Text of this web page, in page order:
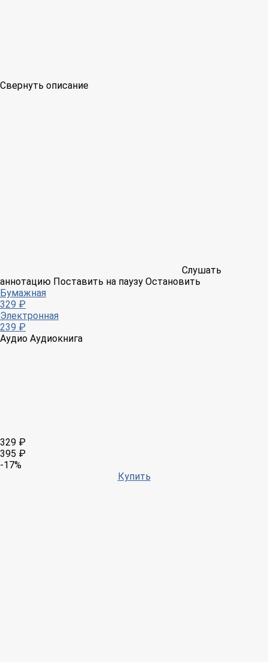
Свернуть описание
Слушать
аннотацию Поставить на паузу Остановить
Бумажная
329 ₽
Электронная
239 ₽
Аудио Аудиокнига
329 ₽
395 ₽
-17%
Купить